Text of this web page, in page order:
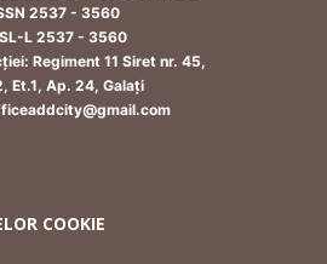
2537 - 3560
L 2537 - 3560
Regiment 11 Siret nr. 45,
Et.1, Ap. 24, Galați
COOKIE